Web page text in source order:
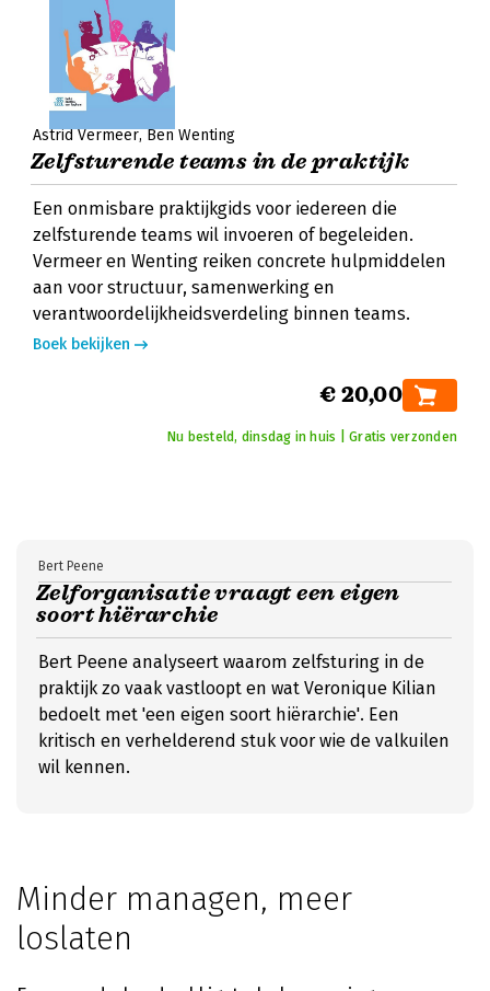
Astrid Vermeer Ben Wenting
Zelfsturende teams in de praktijk
Een onmisbare praktijkgids voor iedereen die
zelfsturende teams wil invoeren of begeleiden.
Vermeer en Wenting reiken concrete hulpmiddelen
aan voor structuur, samenwerking en
verantwoordelijkheidsverdeling binnen teams.
Boek bekijken
€ 20,00
Nu besteld, dinsdag in huis | Gratis verzonden
Zelforganisatie vraagt een eigen
soort hiërarchie
Bert Peene
Bert Peene analyseert waarom zelfsturing in de
praktijk zo vaak vastloopt en wat Veronique Kilian
bedoelt met 'een eigen soort hiërarchie'. Een
kritisch en verhelderend stuk voor wie de valkuilen
wil kennen.
Minder managen, meer
loslaten